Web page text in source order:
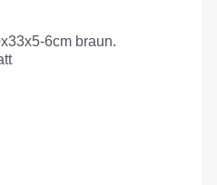
6cm braun.